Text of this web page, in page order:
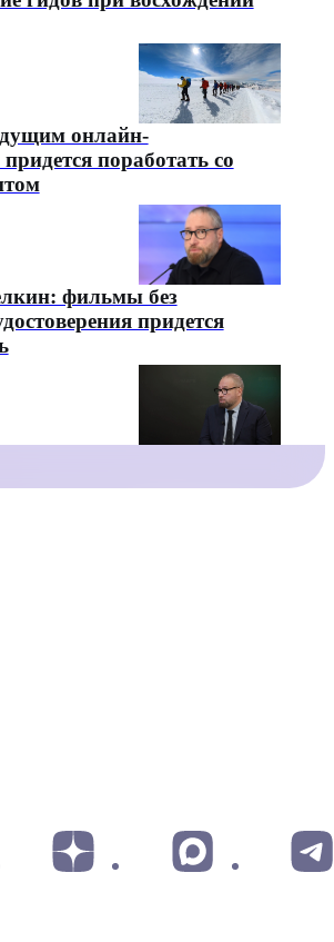
онлайн-
поработать со
фильмы без
придется